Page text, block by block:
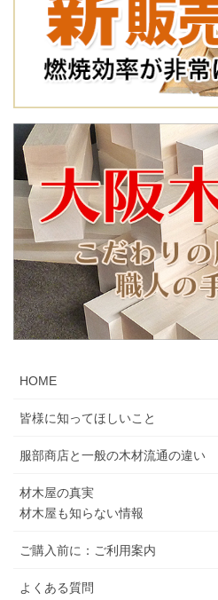
HOME
皆様に知ってほしいこと
服部商店と一般の木材流通の違い
材木屋の真実
材木屋も知らない情報
ご購入前に：ご利用案内
よくある質問